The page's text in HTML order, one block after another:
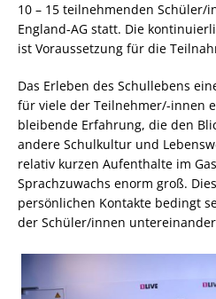
10 – 15 teilnehmenden Schüler/
England-AG statt. Die
ist Voraussetzung für die
Das Erleben des Schullebens
für viele der Teilnehmer/-innen
bleibende Erfahrung, die den
andere Schulkultur und
relativ kurzen Aufenthalte im
Sprachzuwachs enorm groß.
persönlichen Kontakte bedingt
der Schüler/innen